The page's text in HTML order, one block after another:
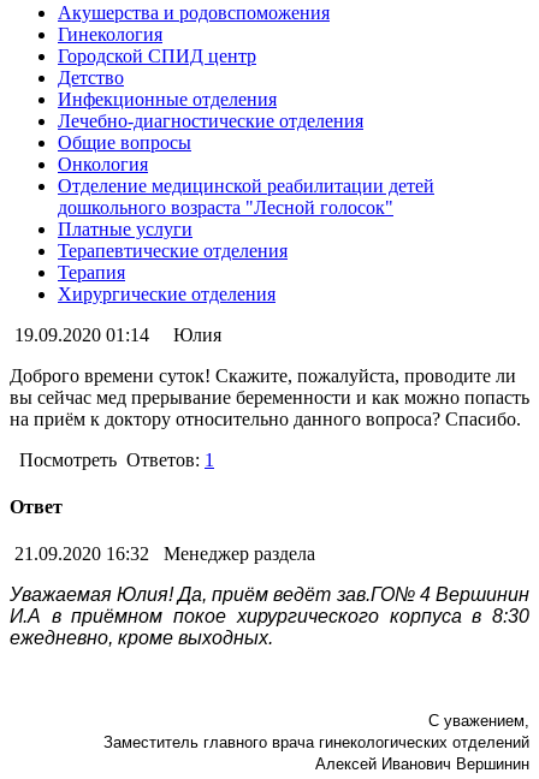
Акушерства и родовспоможения
Гинекология
Городской СПИД центр
Детство
Инфекционные отделения
Лечебно-диагностические отделения
Общие вопросы
Онкология
Отделение медицинской реабилитации детей
дошкольного возраста "Лесной голосок"
Платные услуги
Терапевтические отделения
Терапия
Хирургические отделения
19.09.2020 01:14
Юлия
Доброго времени суток! Скажите, пожалуйста, проводите ли
вы сейчас мед прерывание беременности и как можно попасть
на приём к доктору относительно данного вопроса? Спасибо.
Посмотреть Ответов: 1
Ответ
21.09.2020 16:32
Менеджер раздела
Уважаемая Юлия! Да, приём ведёт зав.ГО№ 4 Вершинин
И.А в приёмном покое хирургического корпуса в 8:30
ежедневно, кроме выходных.
С уважением,
Заместитель главного врача гинекологических отделений
Алексей Иванович Вершинин